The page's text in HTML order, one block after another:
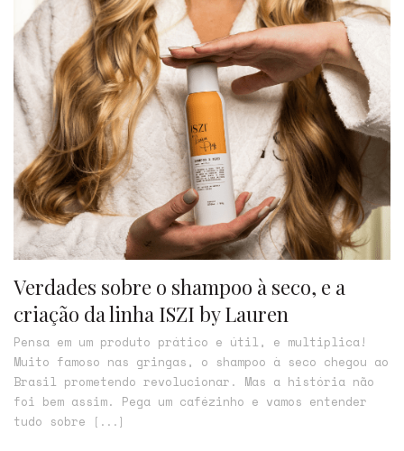
Verdades sobre o shampoo à seco, e a
criação da linha ISZI by Lauren
Pensa em um produto prático e útil, e multiplica!
Muito famoso nas gringas, o shampoo à seco chegou ao
Brasil prometendo revolucionar. Mas a história não
foi bem assim. Pega um cafézinho e vamos entender
tudo sobre
[...]